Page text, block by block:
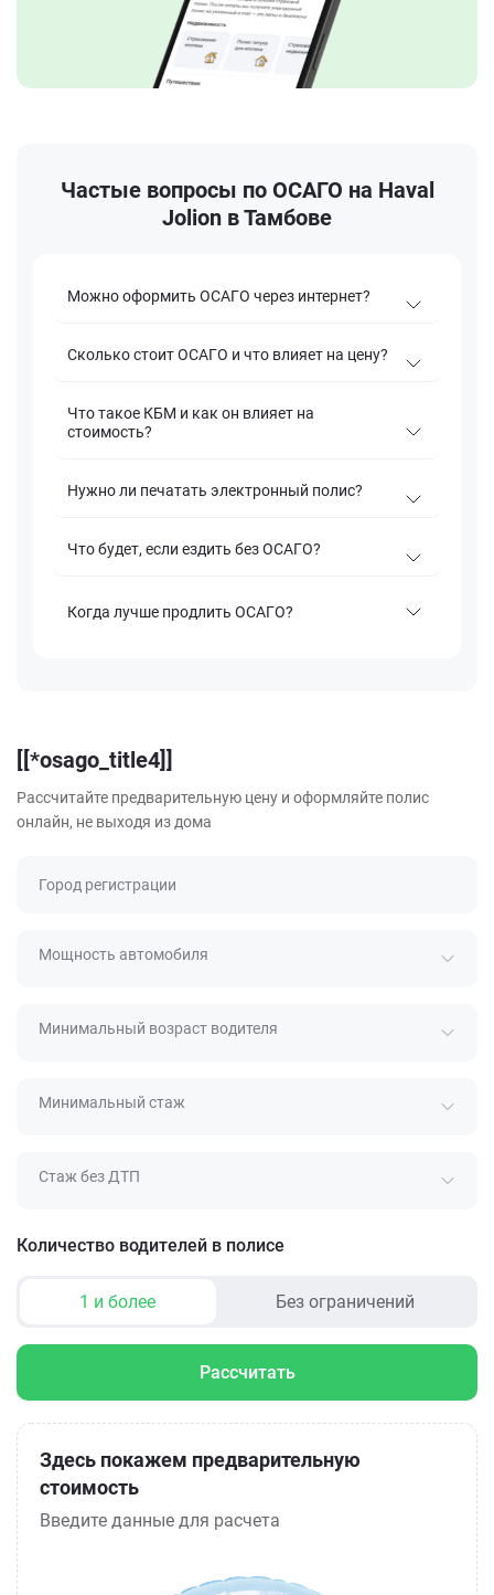
Частые вопросы по ОСАГО на Haval
Jolion в Тамбове
Можно оформить ОСАГО через интернет?
Сколько стоит ОСАГО и что влияет на цену?
Что такое КБМ и как он влияет на
стоимость?
Нужно ли печатать электронный полис?
Что будет, если ездить без ОСАГО?
Когда лучше продлить ОСАГО?
[[*osago_title4]]
Рассчитайте предварительную цену и оформляйте полис
онлайн, не выходя из дома
Город регистрации
Мощность автомобиля
Минимальный возраст водителя
Минимальный стаж
Стаж без ДТП
Количество водителей в полисе
1 и более Без ограничений
Рассчитать
Здесь покажем предварительную
стоимость
Введите данные для расчета